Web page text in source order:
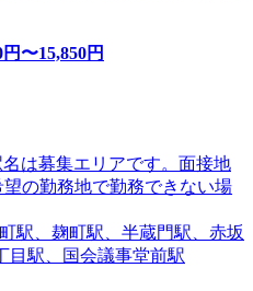
円〜15,850円
は募集エリアです。面接地
の勤務地で勤務できない場
駅、麹町駅、半蔵門駅、赤坂
目駅、国会議事堂前駅